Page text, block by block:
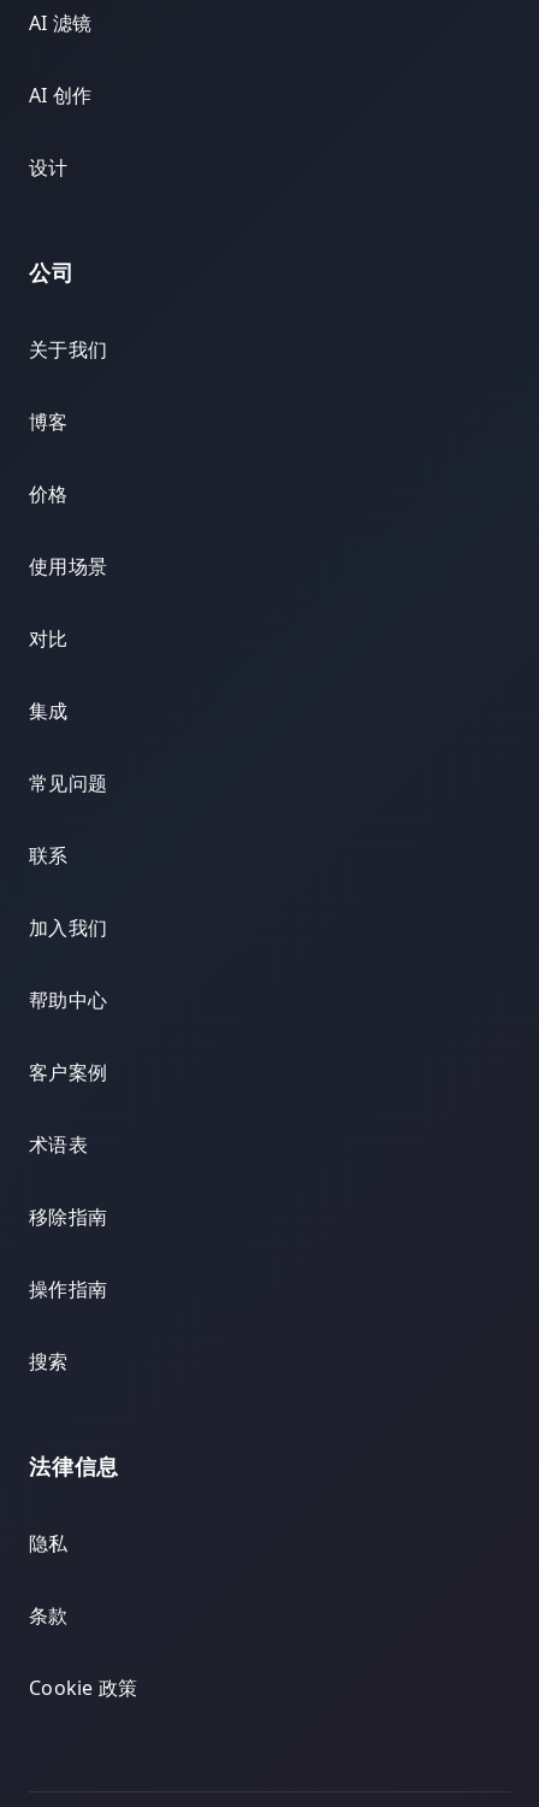
AI 滤镜
AI 创作
设计
公司
关于我们
博客
价格
使用场景
对比
集成
常见问题
联系
加入我们
帮助中心
客户案例
术语表
移除指南
操作指南
搜索
法律信息
隐私
条款
Cookie 政策